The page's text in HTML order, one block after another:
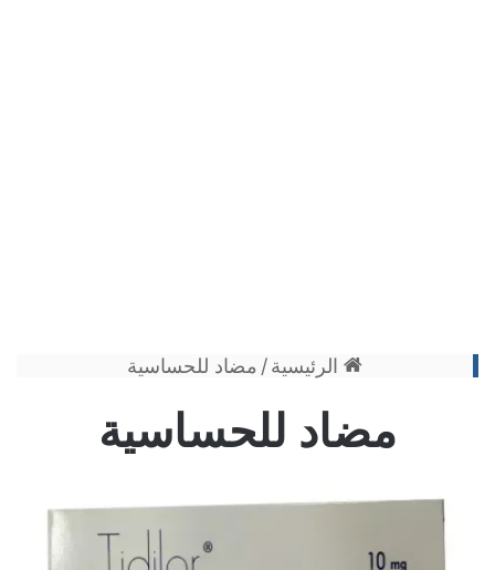
الرئيسية/ مضاد للحساسية
مضاد للحساسية